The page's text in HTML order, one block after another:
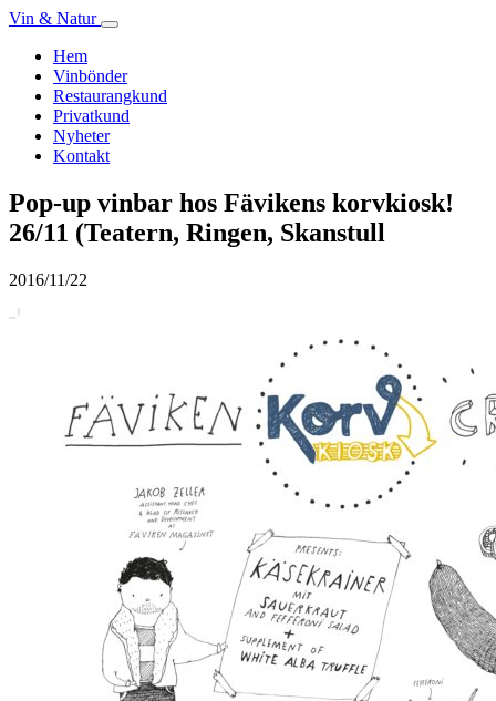
Vin & Natur
Hem
Vinbönder
Restaurangkund
Privatkund
Nyheter
Kontakt
Pop-up vinbar hos Fävikens korvkiosk!
26/11 (Teatern, Ringen, Skanstull
2016/11/22